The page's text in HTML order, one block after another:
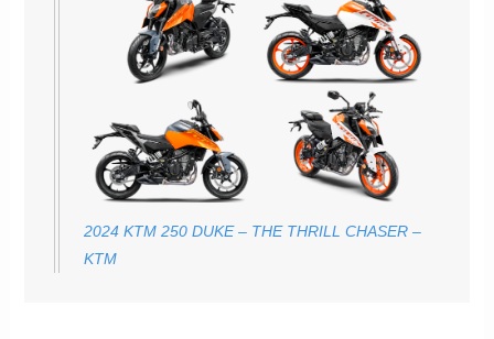
2024 KTM 250 DUKE – THE THRILL CHASER –
KTM